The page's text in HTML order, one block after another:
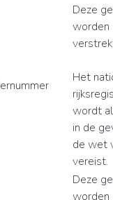
Deze
worden
Het
wordt
in de
de wet
vereist.
Deze
worden